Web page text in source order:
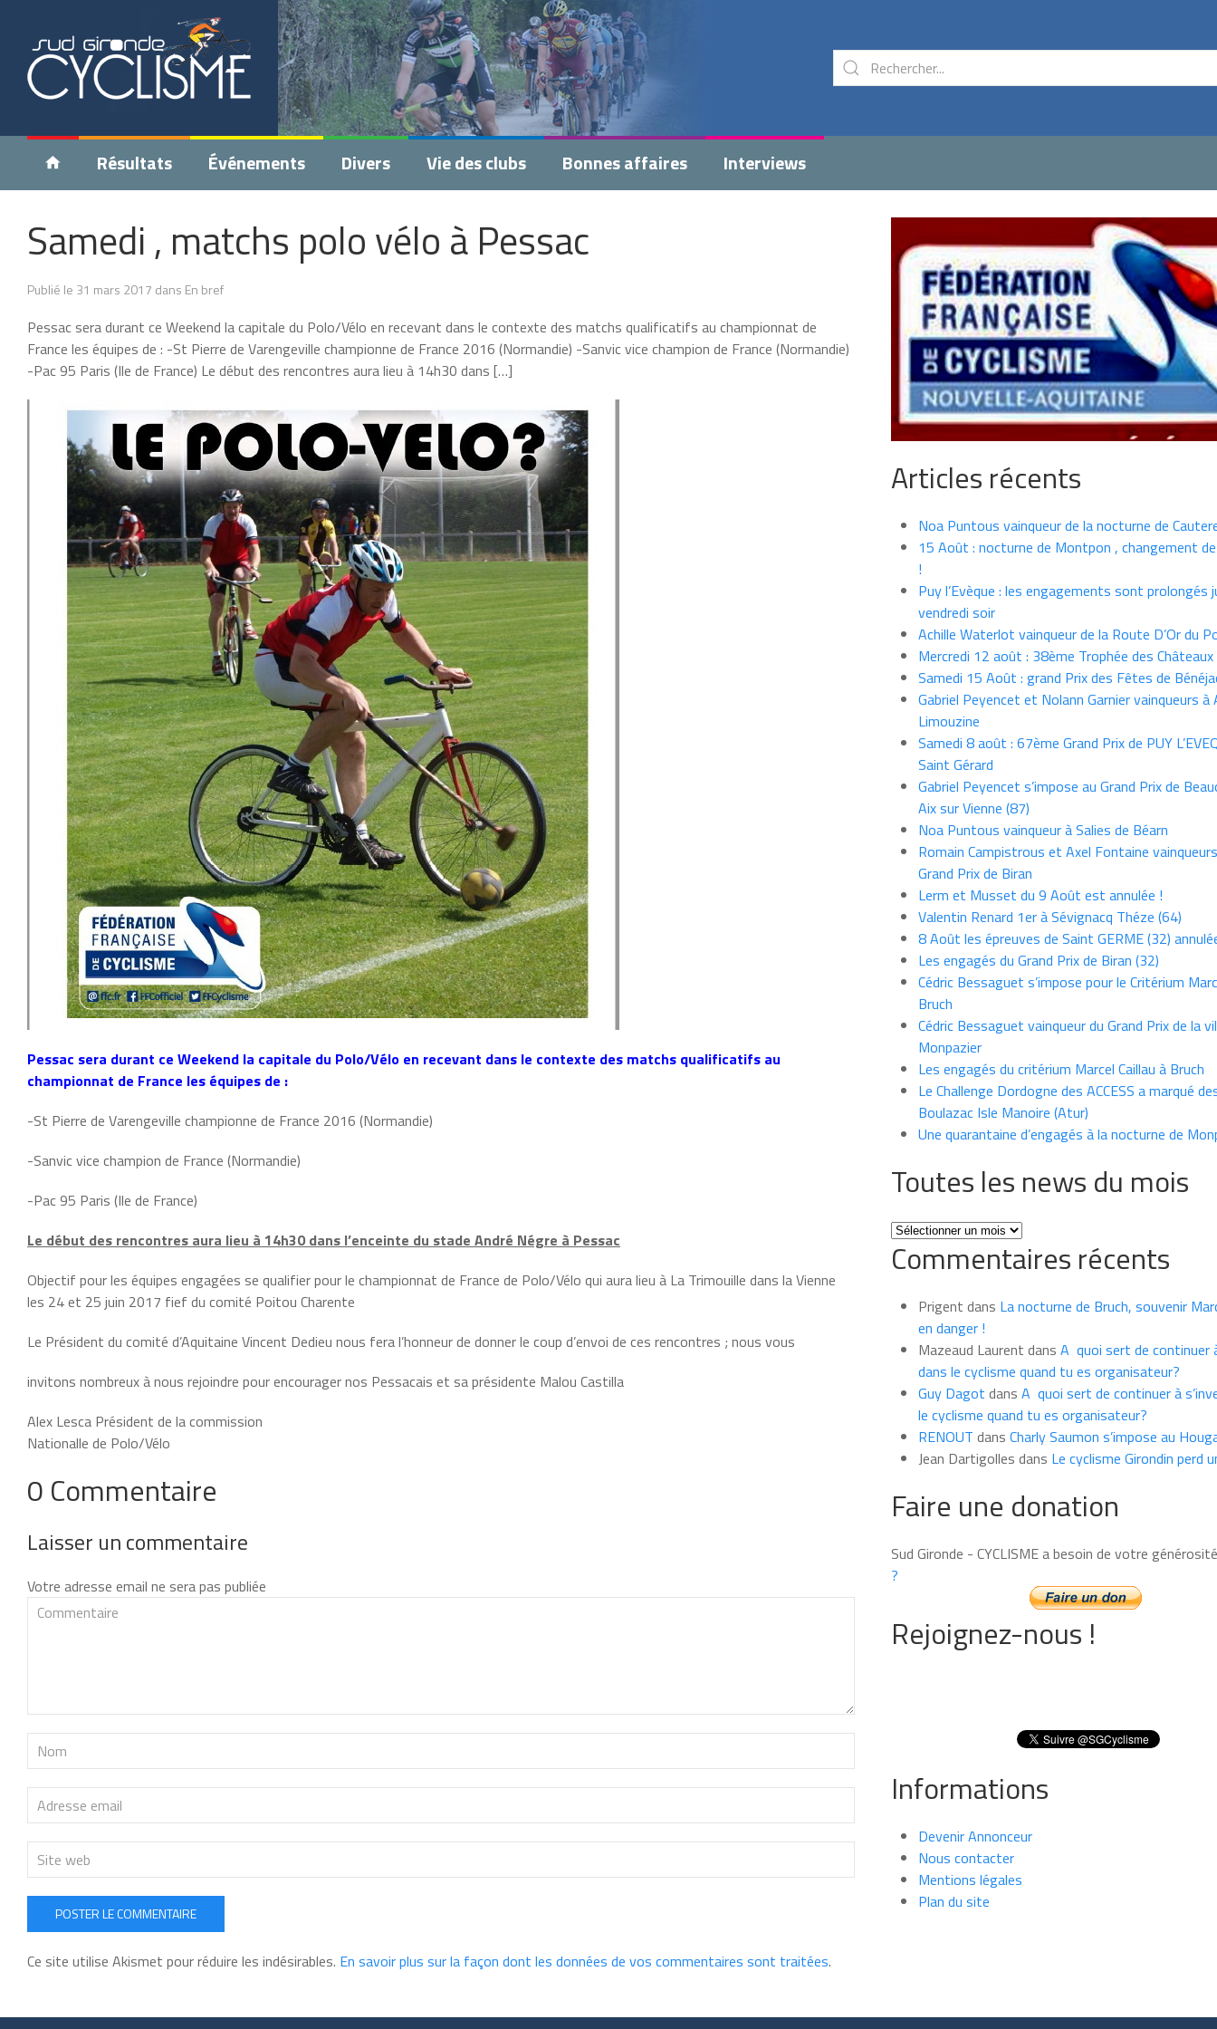
Résultats Événements Divers Vie des clubs Bonnes affaires Interviews
Samedi , matchs polo vélo à Pessac
Publié le 31 mars 2017 dans En bref
Pessac sera durant ce Weekend la capitale du Polo/Vélo en recevant dans le contexte des matchs qualificatifs au championnat de
France les équipes de : -St Pierre de Varengeville championne de France 2016 (Normandie) -Sanvic vice champion de France (Normandie)
-Pac 95 Paris (Ile de France) Le début des rencontres aura lieu à 14h30 dans […]
Pessac sera durant ce Weekend la capitale du Polo/Vélo en recevant dans le contexte des matchs qualificatifs au
championnat de France les équipes de :
-St Pierre de Varengeville championne de France 2016 (Normandie)
-Sanvic vice champion de France (Normandie)
-Pac 95 Paris (Ile de France)
Le début des rencontres aura lieu à 14h30 dans l’enceinte du stade André Négre à Pessac
Objectif pour les équipes engagées se qualifier pour le championnat de France de Polo/Vélo qui aura lieu à La Trimouille dans la Vienne
les 24 et 25 juin 2017 fief du comité Poitou Charente
Le Président du comité d’Aquitaine Vincent Dedieu nous fera l’honneur de donner le coup d’envoi de ces rencontres ; nous vous
invitons nombreux à nous rejoindre pour encourager nos Pessacais et sa présidente Malou Castilla
Alex Lesca Président de la commission
Nationalle de Polo/Vélo
0 Commentaire
Laisser un commentaire
Votre adresse email ne sera pas publiée
POSTER LE COMMENTAIRE
Ce site utilise Akismet pour réduire les indésirables. En savoir plus sur la façon dont les données de vos commentaires sont traitées.
Articles récents
Noa Puntous vainqueur de la nocturne de
15 Août : nocturne de Montpon , changement
!
Puy l’Evèque : les engagements sont prolongés
vendredi soir
Achille Waterlot vainqueur de la Route D’Or du
Mercredi 12 août : 38ème Trophée des Châteaux
Samedi 15 Août : grand Prix des Fêtes de
Gabriel Peyencet et Nolann Garnier vainqueurs à
Limouzine
Samedi 8 août : 67ème Grand Prix de PUY
Saint Gérard
Gabriel Peyencet s’impose au Grand Prix de
Aix sur Vienne (87)
Noa Puntous vainqueur à Salies de Béarn
Romain Campistrous et Axel Fontaine
Grand Prix de Biran
Lerm et Musset du 9 Août est annulée !
Valentin Renard 1er à Sévignacq Théze (64)
8 Août les épreuves de Saint GERME (32)
Les engagés du Grand Prix de Biran (32)
Cédric Bessaguet s’impose pour le Critérium
Bruch
Cédric Bessaguet vainqueur du Grand Prix de la
Monpazier
Les engagés du critérium Marcel Caillau à Bruch
Le Challenge Dordogne des ACCESS a marqué
Boulazac Isle Manoire (Atur)
Une quarantaine d’engagés à la nocturne de
Toutes les news du mois
Toutes
les
news
mois
Commentaires récents
Prigent dans La nocturne de Bruch, souvenir
en danger !
Mazeaud Laurent dans A quoi sert de continuer
dans le cyclisme quand tu es organisateur?
Guy Dagot dans A quoi sert de continuer à
le cyclisme quand tu es organisateur?
RENOUT dans Charly Saumon s’impose au
Jean Dartigolles dans Le cyclisme Girondin perd
Faire une donation
Sud Gironde - CYCLISME a besoin de votre
?
Rejoignez-nous !
Informations
Devenir Annonceur
Nous contacter
Mentions légales
Plan du site